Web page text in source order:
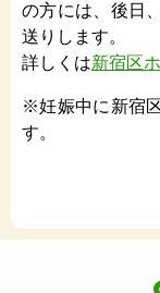
の方には、後日
送りします。
詳しくは新宿区
※妊娠中に新宿
す。